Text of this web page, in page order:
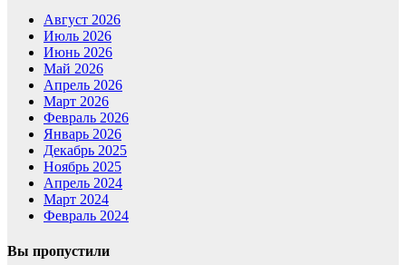
Август 2026
Июль 2026
Июнь 2026
Май 2026
Апрель 2026
Март 2026
Февраль 2026
Январь 2026
Декабрь 2025
Ноябрь 2025
Апрель 2024
Март 2024
Февраль 2024
Вы пропустили